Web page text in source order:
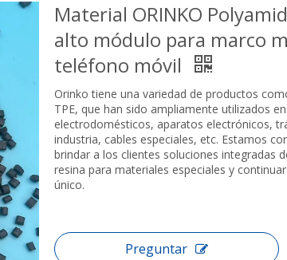
Material ORINKO
alto módulo para marco
teléfono móvil
Orinko tiene una variedad de productos
TPE, que han sido ampliamente utilizados
electrodomésticos, aparatos electrónicos,
industria, cables especiales, etc. Estamos
brindar a los clientes soluciones integradas
resina para materiales especiales y
único.
Preguntar